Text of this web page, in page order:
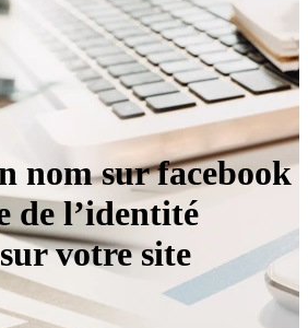
nom sur facebook
de l’identité
votre site